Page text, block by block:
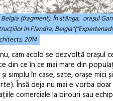
(fragment). În stânga, orașul
în Flandra,
2014
cam acolo se dezvoltă
din ce în ce mai mare din
simplu în case, sate, orașe mici
Însă deja nu mai e vorba
comerciale la birouri sau